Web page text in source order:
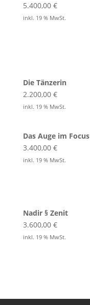
5.400,00 €
inkl. 19 % MwSt.
Die Tänzerin
2.200,00 €
inkl. 19 % MwSt.
Das Auge im Focus
3.400,00 €
inkl. 19 % MwSt.
Nadir § Zenit
3.600,00 €
inkl. 19 % MwSt.